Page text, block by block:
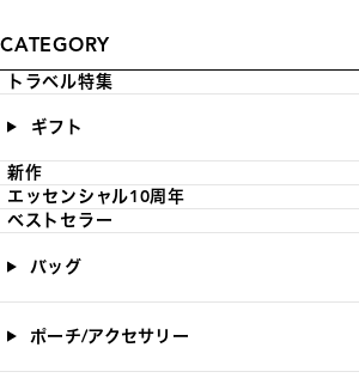
CATEGORY
トラベル特集
ギフト
新作
エッセンシャル10周年
ベストセラー
バッグ
ポーチ/アクセサリー